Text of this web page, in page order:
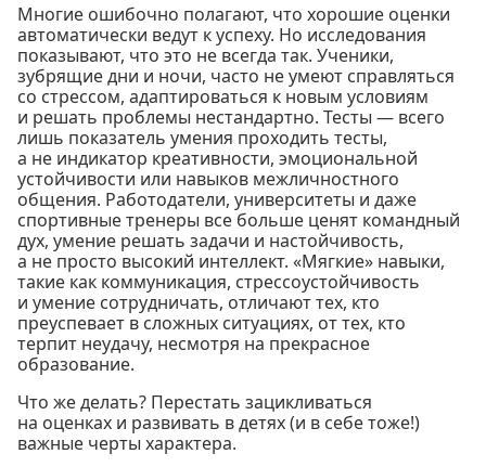
Многие ошибочно полагают, что хорошие оценки
автоматически ведут к успеху. Но исследования
показывают, что это не всегда так. Ученики,
зубрящие дни и ночи, часто не умеют справляться
со стрессом, адаптироваться к новым условиям
и решать проблемы нестандартно. Тесты — всего
лишь показатель умения проходить тесты,
а не индикатор креативности, эмоциональной
устойчивости или навыков межличностного
общения. Работодатели, университеты и даже
спортивные тренеры все больше ценят командный
дух, умение решать задачи и настойчивость,
а не просто высокий интеллект. «Мягкие» навыки,
такие как коммуникация, стрессоустойчивость
и умение сотрудничать, отличают тех, кто
преуспевает в сложных ситуациях, от тех, кто
терпит неудачу, несмотря на прекрасное
образование.
Что же делать? Перестать зацикливаться
на оценках и развивать в детях (и в себе тоже!)
важные черты характера.